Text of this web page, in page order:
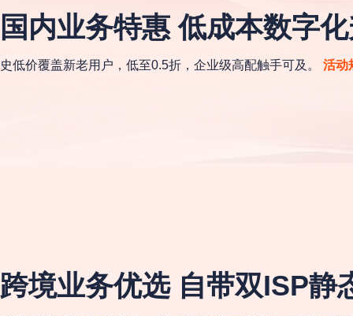
国内业务特惠 低成本数字
史低价覆盖新老用户，低至0.5折，企业级高配触手可及。 活动
跨境业务优选 自带双ISP静